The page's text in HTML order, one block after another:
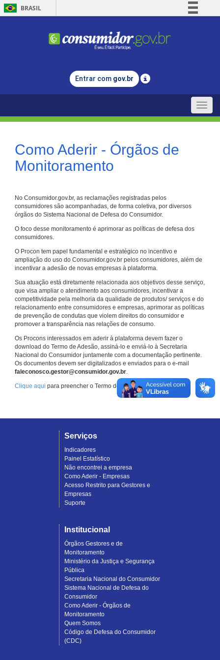
BRASIL
Comunica BR
Legislação
Entrar com gov.br
Toggle
Como Aderir - Órgãos de
Monitoramento
No Consumidor.gov.br, as reclamações registradas pelos
consumidores são acompanhadas, de forma coletiva, por diversos
órgãos do Sistema Nacional de Defesa do Consumidor.
O foco desse monitoramento é aprimorar as políticas de defesa dos
consumidores.
O Procon tem papel fundamental e estratégico no incentivo e
ampliação do uso do Consumidor.gov.br pelos consumidores, além de
incentivar a adesão de novas empresas à plataforma.
Sua atuação está diretamente relacionada aos objetivos desse serviço,
que visa ampliar o atendimento aos consumidores, incentivar a
competitividade pela melhoria da qualidade de produtos/ serviços e do
relacionamento entre consumidores e empresas, aprimorar as políticas
de prevenção de condutas que violem direitos do consumidor e
promover a transparência nas relações de consumo.
Os Procons interessados em aderir à plataforma devem fazer o
download do Termo de Adesão, assiná-lo e enviá-lo à Secretaria
Nacional do Consumidor juntamente com a documentação pertinente.
Os documentos devem ser digitalizados e enviados para o e-mail
faleconosco.gestor@consumidor.gov.br.
Clique aqui para preencher o Termo de Adesão.
Serviços
Indicadores
Painel Estatístico
Não encontrei a empresa
Como Aderir - Empresas
Acesso Restrito para Gestores e
Empresas
Suporte
Institucional
Órgãos Gestores e de
Monitoramento
Ministério da Justiça e Segurança
Pública
Secretaria Nacional do Consumidor
Sistema Nacional de Defesa do
Consumidor
Como Aderir - Órgãos de
Monitoramento
Quem Somos
Código de Defesa do Consumidor
(CDC)